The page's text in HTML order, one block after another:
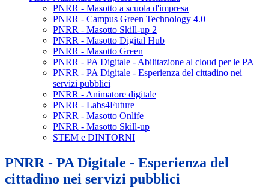
PNRR - Masotto a scuola d'impresa
PNRR - Campus Green Technology 4.0
PNRR - Masotto Skill-up 2
PNRR - Masotto Digital Hub
PNRR - Masotto Green
PNRR - PA Digitale - Abilitazione al cloud per le PA
PNRR - PA Digitale - Esperienza del cittadino nei
servizi pubblici
PNRR - Animatore digitale
PNRR - Labs4Future
PNRR - Masotto Onlife
PNRR - Masotto Skill-up
STEM e DINTORNI
PNRR - PA Digitale - Esperienza del
cittadino nei servizi pubblici